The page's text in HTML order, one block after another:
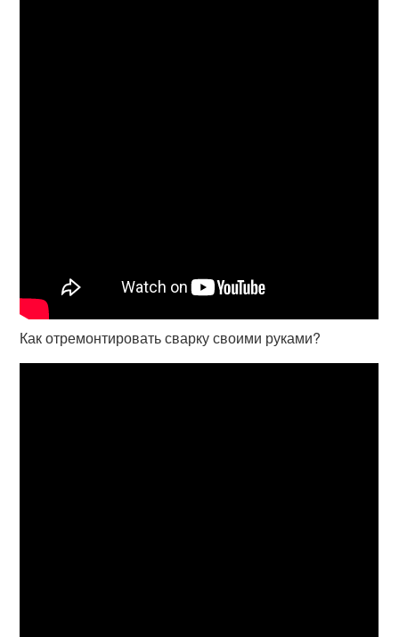
Как отремонтировать сварку своими руками?